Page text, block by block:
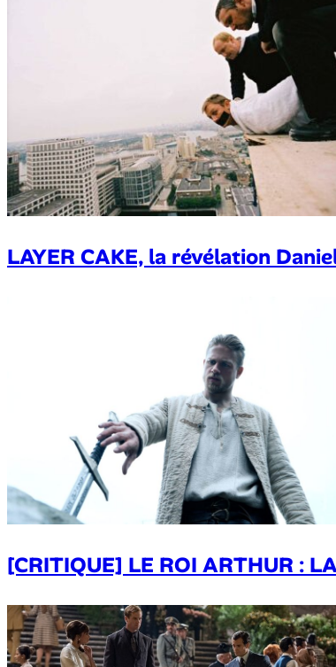
LAYER CAKE, la révélation
[CRITIQUE] LE ROI ARTHUR :